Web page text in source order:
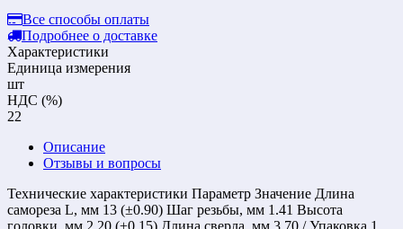
Все способы оплаты
Подробнее о доставке
Характеристики
Единица измерения
шт
НДС (%)
22
Описание
Отзывы и вопросы
Технические характеристики Параметр Значение Длина
самореза L, мм 13 (±0.90) Шаг резьбы, мм 1.41 Высота
головки, мм 2.20 (±0.15) Длина сверла, мм 3.70 / Упаковка 1